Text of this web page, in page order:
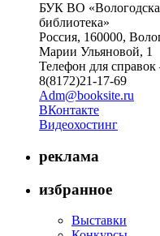
БУК ВО
библиотека»
Россия, 160000,
Марии Ульяновой, 1
Телефон для справок
8(8172)21-17-69
Adm@booksite.ru
ВКонтакте
Видеохостинг
реклама
избранное
Выставки